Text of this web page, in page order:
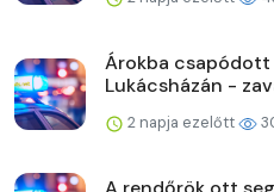
Árokba csapódott
Lukácsházán -
2 napja ezelőtt